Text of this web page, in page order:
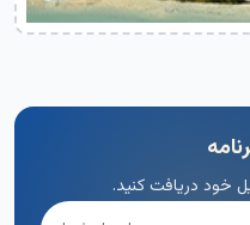
خود دریافت کنید.